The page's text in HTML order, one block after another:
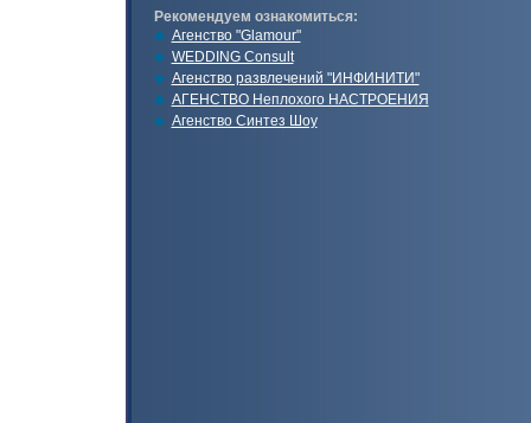
Рекомендуем ознакомиться:
Агенство "Glamour"
WEDDING Consult
Агенство развлечений "ИНФИНИТИ"
АГЕНСТВО Неплохого НАСТРОЕНИЯ
Агенство Синтез Шоу